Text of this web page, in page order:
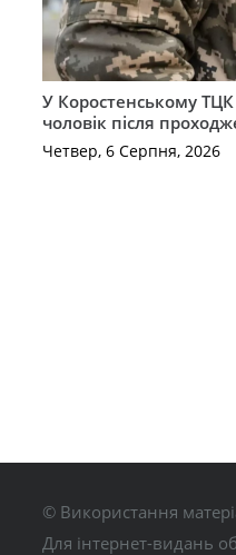
У Коростенському
чоловік після
Четвер, 6 Серпня, 2026
© Використання
Для інтернет-видань